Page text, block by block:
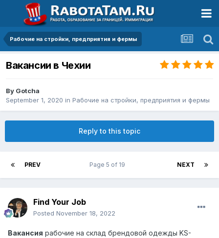
Рабочие на стройки, предприятия и фермы
Вакансии в Чехии
By Gotcha
September 1, 2020 in Рабочие на стройки, предприятия и фермы
Reply to this topic
PREV NEXT
Page 5 of 19
Find Your Job
Posted November 18, 2022
Вакансия рабочие на склад брендовой одежды KS-